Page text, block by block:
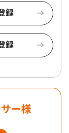
録
録
ー様